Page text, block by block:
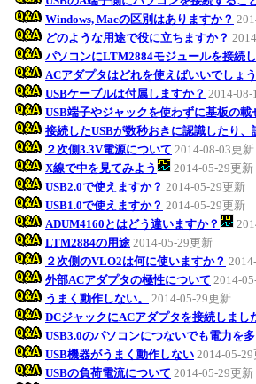
Windows, Macの区別はありますか？
どのような用途で役に立ちますか？
パソコンにLTM2884モジュールを接続
ACアダプタはどれを使えばいいでしょ
USBケーブルは付属しますか？ 2014-08-
USB端子やジャックを使わずに基板の
接続したUSBが数秒おきに認識したり
２次側3.3V電源について 2014-08-03更新
X線で中を見てみよう
2014-05-29更新
USB2.0で使えますか？ 2014-05-29更新
USB1.0で使えますか？ 2014-05-29更新
ADUM4160とはどう違いますか？
LTM2884の用途 2014-05-29更新
２次側のVLO2は何に使いますか？
外部ACアダプタの極性について 2014-
うまく動作しない。
2014-05-29更新
DCジャックにACアダプタを接続しま
USB3.0のパソコンにつないでも電力を
USB機器がうまく動作しない 2014-05-29
USBの負荷電流について 2014-05-29更新